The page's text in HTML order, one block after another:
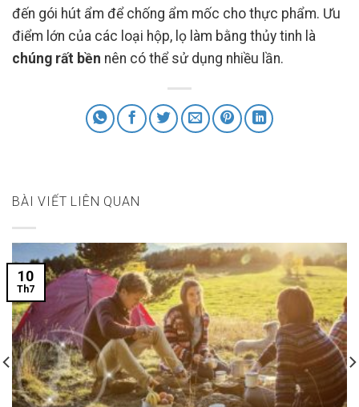
đến gói hút ẩm để chống ẩm mốc cho thực phẩm. Ưu
điểm lớn của các loại hộp, lọ làm bằng thủy tinh là
chúng rất bền nên có thể sử dụng nhiều lần.
BÀI VIẾT LIÊN QUAN
10
Th7